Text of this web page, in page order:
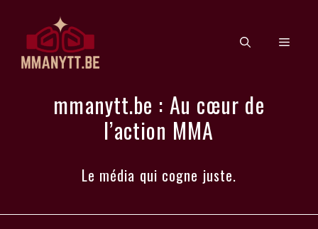
contenu
mmanytt.be : Au cœur de
l’action MMA
Le média qui cogne juste.